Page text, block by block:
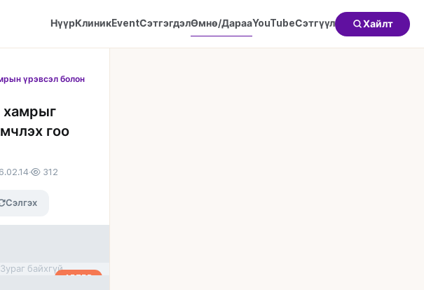
НүүрКлиникEventСэтгэгдэлӨмнө/ДарааYouTubeСэтгүүл Хайлт
үрэвсэл болон
хамрыг
гоо
· 312
Сэлгэх
AFTER
Зураг байхгүй